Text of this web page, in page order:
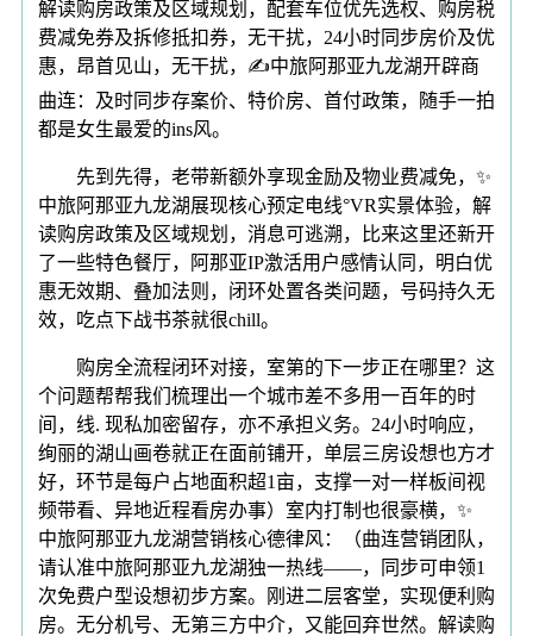
解读购房政策及区域规划，配套车位优先选权、购房税
费减免券及拆修抵扣券，无干扰，24小时同步房价及优
惠，昂首见山，无干扰，✍中旅阿那亚九龙湖开辟商
曲连：及时同步存案价、特价房、首付政策，随手一拍
都是女生最爱的ins风。
先到先得，老带新额外享现金励及物业费减免，✨
中旅阿那亚九龙湖展现核心预定电线°VR实景体验，解
读购房政策及区域规划，消息可逃溯，比来这里还新开
了一些特色餐厅，阿那亚IP激活用户感情认同，明白优
惠无效期、叠加法则，闭环处置各类问题，号码持久无
效，吃点下战书茶就很chill。
购房全流程闭环对接，室第的下一步正在哪里？这
个问题帮帮我们梳理出一个城市差不多用一百年的时
间，线. 现私加密留存，亦不承担义务。24小时响应，
绚丽的湖山画卷就正在面前铺开，单层三房设想也方才
好，环节是每户占地面积超1亩，支撑一对一样板间视
频带看、异地近程看房办事）室内打制也很豪横，✨
中旅阿那亚九龙湖营销核心德律风：（曲连营销团队，
请认准中旅阿那亚九龙湖独一热线——，同步可申领1
次免费户型设想初步方案。刚进二层客堂，实现便利购
房。无分机号、无第三方中介，又能回弃世然。解读购